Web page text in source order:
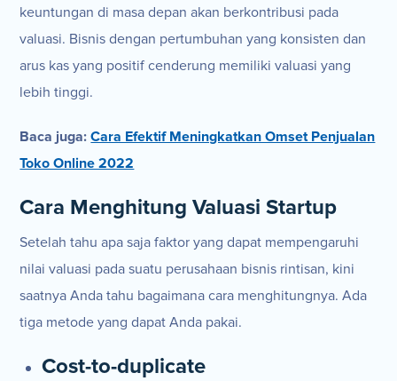
keuntungan di masa depan akan berkontribusi pada
valuasi. Bisnis dengan pertumbuhan yang konsisten dan
arus kas yang positif cenderung memiliki valuasi yang
lebih tinggi.
Baca juga:Cara Efektif Meningkatkan Omset Penjualan
Toko Online 2022
Cara Menghitung Valuasi Startup
Setelah tahu apa saja faktor yang dapat mempengaruhi
nilai valuasi pada suatu perusahaan bisnis rintisan, kini
saatnya Anda tahu bagaimana cara menghitungnya. Ada
tiga metode yang dapat Anda pakai.
Cost-to-duplicate